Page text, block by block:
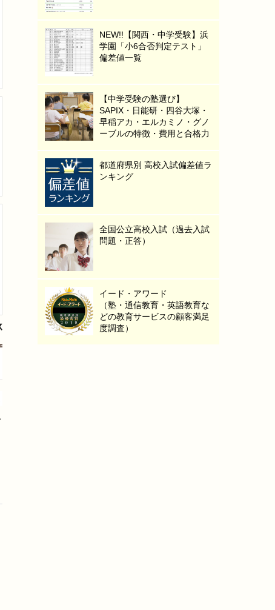
NEW!!【関西・中学受験】浜
学園「小6合否判定テスト」
偏差値一覧
【中学受験の塾選び】
SAPIX・日能研・四谷大塚・
早稲アカ・エルカミノ・グノ
ーブルの特徴・費用と合格力
都道府県別 高校入試偏差値ラ
ンキング
全国公立高校入試（過去入試
問題・正答）
イード・アワード
（塾・通信教育・英語教育な
どの教育サービスの顧客満足
度調査）